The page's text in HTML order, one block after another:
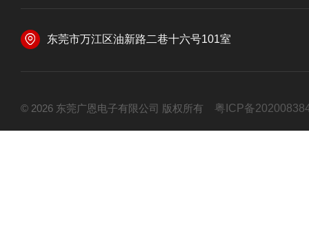
东莞市万江区油新路二巷十六号101室
© 2026 东莞广恩电子有限公司 版权所有 粤ICP备